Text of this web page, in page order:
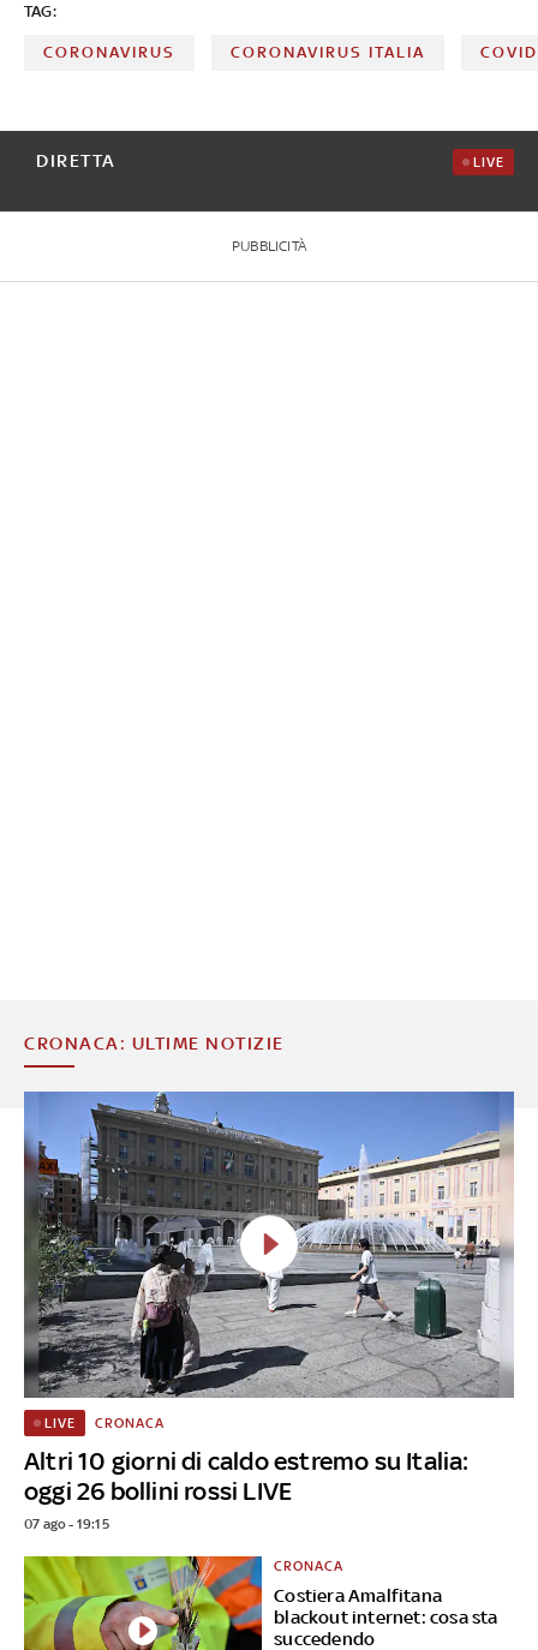
TAG:
CORONAVIRUS CORONAVIRUS ITALIA
DIRETTA LIVE
PUBBLICITÀ
CRONACA: ULTIME NOTIZIE
Altri 10 giorni di caldo estremo su Italia:
oggi 26 bollini rossi LIVE
LIVE CRONACA
07 ago - 19:15
Costiera Amalfitana
blackout internet: cosa sta
succedendo
CRONACA